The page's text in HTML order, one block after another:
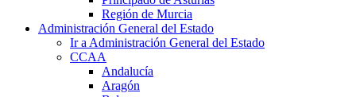
Región de Murcia
Administración General del Estado
Ir a Administración General del Estado
CCAA
Andalucía
Aragón